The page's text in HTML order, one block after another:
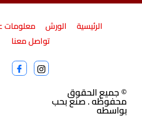
© جميع الحقوق
محفوظه . صنع بحب
بواسطه
الرئيسية الورش معلومات عنا
تواصل معنا